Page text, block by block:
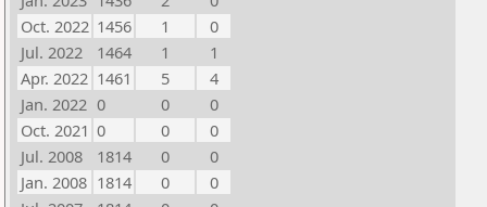
Oct. 2022 1456 1
0
Jul. 2022
1464 1
1
Apr. 2022 1461 5
4
Jan. 2022 0 0
0
Oct. 2021 0 0
0
Jul. 2008
1814 0
0
Jan. 2008 1814 0
0